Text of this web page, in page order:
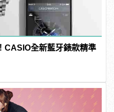
CASIO全新藍牙錶款精準